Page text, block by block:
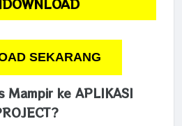
SEKARANG
Mampir ke APLIKASI